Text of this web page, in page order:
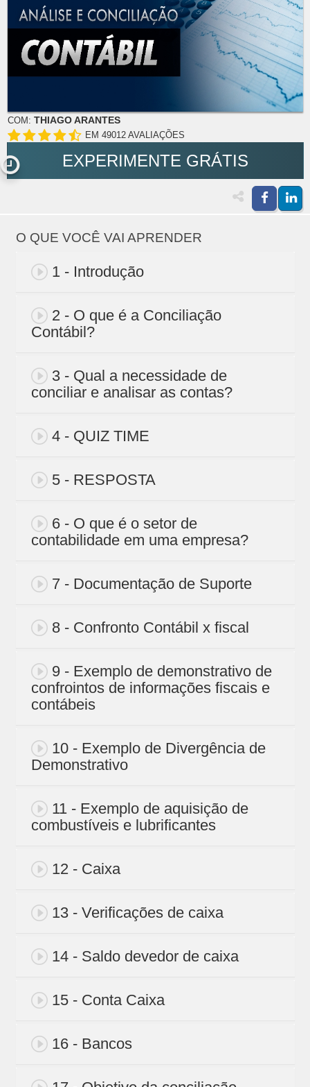
COM: THIAGO ARANTES
EM 49012 AVALIAÇÕES
EXPERIMENTE GRÁTIS
O QUE VOCÊ VAI APRENDER
1 - Introdução
2 - O que é a Conciliação
Contábil?
3 - Qual a necessidade de
conciliar e analisar as contas?
4 - QUIZ TIME
5 - RESPOSTA
6 - O que é o setor de
contabilidade em uma empresa?
7 - Documentação de Suporte
8 - Confronto Contábil x fiscal
9 - Exemplo de demonstrativo de
confrointos de informações fiscais e
contábeis
10 - Exemplo de Divergência de
Demonstrativo
11 - Exemplo de aquisição de
combustíveis e lubrificantes
12 - Caixa
13 - Verificações de caixa
14 - Saldo devedor de caixa
15 - Conta Caixa
16 - Bancos